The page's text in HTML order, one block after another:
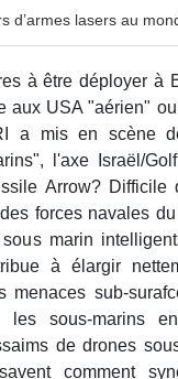
d’armes lasers au
à être déployer à
aux USA "aérien"
a mis en scène
l'axe Israël/
Arrow? Difficile
forces navales
marin
à élargir
sub-
sous-marins
de drones
comment